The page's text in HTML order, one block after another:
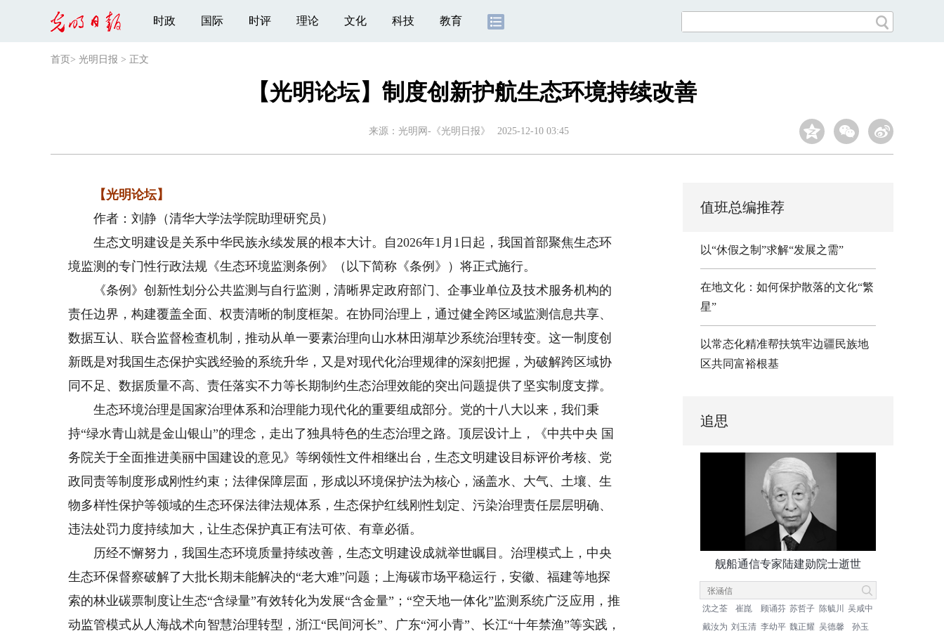
时政 国际 时评 理论 文化 科技 教育
首页 > 光明日报 > 正文
【光明论坛】制度创新护航生态环境持续改善
来源： 光明网-《光明日报》 2025-12-10 03:45
【光明论坛】
作者：刘静（清华大学法学院助理研究员）
生态文明建设是关系中华民族永续发展的根本大计。自2026年1月1日起，我国首部聚焦生态环
境监测的专门性行政法规《生态环境监测条例》（以下简称《条例》）将正式施行。
《条例》创新性划分公共监测与自行监测，清晰界定政府部门、企事业单位及技术服务机构的
责任边界，构建覆盖全面、权责清晰的制度框架。在协同治理上，通过健全跨区域监测信息共享、
数据互认、联合监督检查机制，推动从单一要素治理向山水林田湖草沙系统治理转变。这一制度创
新既是对我国生态保护实践经验的系统升华，又是对现代化治理规律的深刻把握，为破解跨区域协
同不足、数据质量不高、责任落实不力等长期制约生态治理效能的突出问题提供了坚实制度支撑。
生态环境治理是国家治理体系和治理能力现代化的重要组成部分。党的十八大以来，我们秉
持“绿水青山就是金山银山”的理念，走出了独具特色的生态治理之路。顶层设计上，《中共中央 国
务院关于全面推进美丽中国建设的意见》等纲领性文件相继出台，生态文明建设目标评价考核、党
政同责等制度形成刚性约束；法律保障层面，形成以环境保护法为核心，涵盖水、大气、土壤、生
物多样性保护等领域的生态环保法律法规体系，生态保护红线刚性划定、污染治理责任层层明确、
违法处罚力度持续加大，让生态保护真正有法可依、有章必循。
历经不懈努力，我国生态环境质量持续改善，生态文明建设成就举世瞩目。治理模式上，中央
生态环保督察破解了大批长期未能解决的“老大难”问题；上海碳市场平稳运行，安徽、福建等地探
索的林业碳票制度让生态“含绿量”有效转化为发展“含金量”；“空天地一体化”监测系统广泛应用，推
动监管模式从人海战术向智慧治理转型，浙江“民间河长”、广东“河小青”、长江“十年禁渔”等实践，
值班总编推荐
以“休假之制”求解“发展之需”
在地文化：如何保护散落的文化“繁
星”
以常态化精准帮扶筑牢边疆民族地
区共同富裕根基
追思
舰船通信专家陆建勋院士逝世
沈之荃 崔崑 顾诵芬 苏哲子 陈毓川
吴咸中
戴汝为 刘玉清 李幼平 魏正耀 吴德馨 孙玉